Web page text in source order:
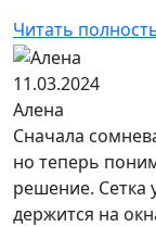
Читать
11.03.2024
Алена
Сначала
но теперь
решение. Сетка
держится на